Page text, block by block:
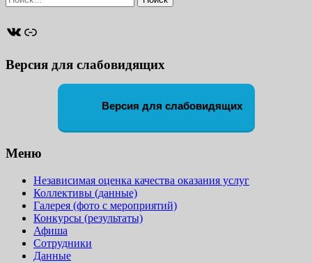
ВКонтакте
Ссылка
Версия для слабовидящих
Версия для слабовидящих
Меню
Независимая оценка качества оказания услуг
Коллективы (данные)
Галерея (фото с мероприятий)
Конкурсы (результаты)
Афиша
Сотрудники
Данные